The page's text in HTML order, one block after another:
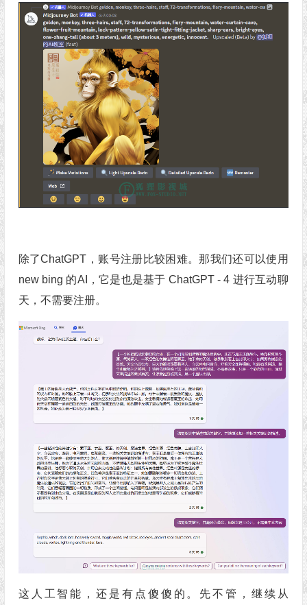
除了ChatGPT，账号注册比较困难。那我们还可以使用
new bing 的AI，它是也是基于 ChatGPT - 4 进行互动聊
天，不需要注册。
这人工智能，还是有点傻傻的。先不管，继续从